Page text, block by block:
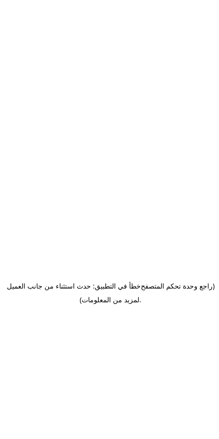
خطأ في التطبيق: حدث استثناء من جانب العميل(راجع وحدة تحكم المتصفح
لمزيد من المعلومات).